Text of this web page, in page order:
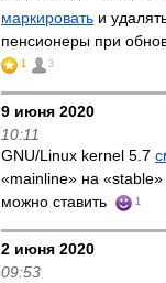
маркировать и
пенсионеры при
1 3
9 июня 2020
10:11
GNU/Linux kernel 5.7
«mainline» на
можно ставить
1
2 июня 2020
09:53